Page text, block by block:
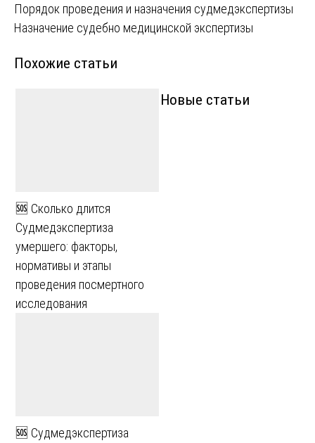
Навигация
записям
Порядок проведения и назначения судмедэкспертизы
Назначение судебно медицинской экспертизы
Похожие статьи
🆘 Сколько длится
Судмедэкспертиза
умершего: факторы,
нормативы и этапы
проведения посмертного
исследования
🆘 Судмедэкспертиза
Новые статьи